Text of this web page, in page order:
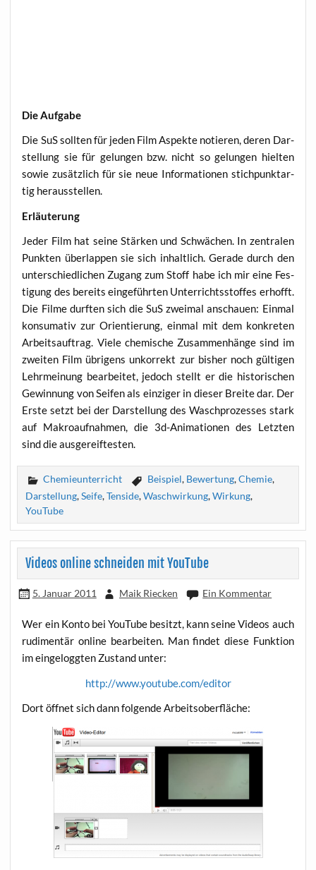
Die Auf­ga­be
Die SuS soll­ten für jeden Film Aspek­te notie­ren, deren Dar­
stel­lung sie für gelun­gen bzw. nicht so gelun­gen hiel­ten
sowie zusätz­lich für sie neue Infor­ma­tio­nen stich­punkt­ar­
tig herausstellen.
Erläu­te­rung
Jeder Film hat sei­ne Stär­ken und Schwä­chen. In zen­tra­len
Punk­ten über­lap­pen sie sich inhalt­lich. Gera­de durch den
unter­schied­li­chen Zugang zum Stoff habe ich mir eine Fes­
ti­gung des bereits ein­ge­führ­ten Unter­richts­stof­fes erhofft.
Die Fil­me durf­ten sich die SuS zwei­mal anschau­en: Ein­mal
kon­su­ma­tiv zur Ori­en­tie­rung, ein­mal mit dem kon­kre­ten
Arbeits­auf­trag. Vie­le che­mi­sche Zusam­men­hän­ge sind im
zwei­ten Film übri­gens unkor­rekt zur bis­her noch gül­ti­gen
Lehr­mei­nung bear­bei­tet, jedoch stellt er die his­to­ri­schen
Gewin­nung von Sei­fen als ein­zi­ger in die­ser Brei­te dar. Der
Ers­te setzt bei der Dar­stel­lung des Wasch­pro­zes­ses stark
auf Makro­auf­nah­men, die 3d-Ani­ma­tio­nen des Letz­ten
sind die ausgereiftesten.
Chemieunterricht Beispiel, Bewertung,Chemie,
Darstellung,Seife,Tenside,Waschwirkung,Wirkung,
YouTube
Videos online schneiden mit YouTube
5. Januar 2011 Maik Riecken Ein Kommentar
Wer ein Kon­to bei You­Tube besitzt, kann sei­ne Vide­os auch
rudi­men­tär online bear­bei­ten. Man fin­det die­se Funk­ti­on
im ein­ge­logg­ten Zustand unter:
http://www.youtube.com/editor
Dort öff­net sich dann fol­gen­de Arbeitsoberfläche: